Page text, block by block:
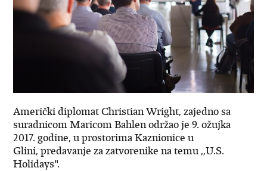
Američki diplomat Christian Wright, zajedno sa
suradnicom Maricom Bahlen održao je 9. ožujka
2017. godine, u prostorima Kaznionice u
Glini, predavanje za zatvorenike na temu ,,U.S.
Holidays".